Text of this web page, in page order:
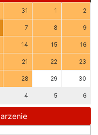
31 1 2
7 8 9
14 15 16
21 22 23
28 29 30
4 5 6